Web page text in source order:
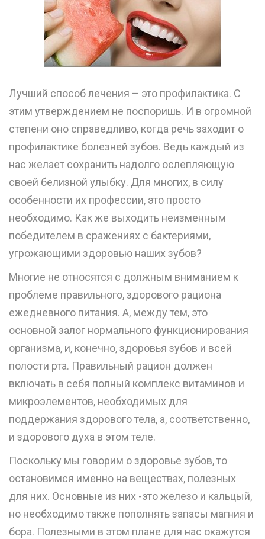
Лучший способ лечения – это профилактика. С
этим утверждением не поспоришь. И в огромной
степени оно справедливо, когда речь заходит о
профилактике болезней зубов. Ведь каждый из
нас желает сохранить надолго ослепляющую
своей белизной улыбку. Для многих, в силу
особенности их профессии, это просто
необходимо. Как же выходить неизменным
победителем в сражениях с бактериями,
угрожающими здоровью наших зубов?
Многие не относятся с должным вниманием к
проблеме правильного, здорового рациона
ежедневного питания. А, между тем, это
основной залог нормального функционирования
организма, и, конечно, здоровья зубов и всей
полости рта. Правильный рацион должен
включать в себя полный комплекс витаминов и
микроэлементов, необходимых для
поддержания здорового тела, а, соответственно,
и здорового духа в этом теле.
Поскольку мы говорим о здоровье зубов, то
остановимся именно на веществах, полезных
для них. Основные из них -это железо и кальцый,
но необходимо также пополнять запасы магния и
бора. Полезными в этом плане для нас окажутся